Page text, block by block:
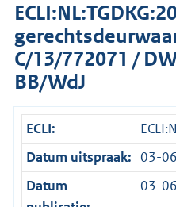
C/13/772071 /
BB/WdJ
ECLI:
Datum uitspraak: 03-
Datum
03-